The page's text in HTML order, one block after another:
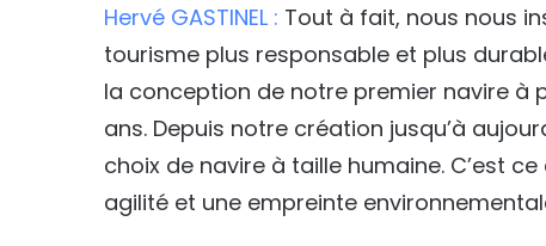
Hervé GASTINEL : Tout à fait, nous nous
tourisme plus responsable et plus
la conception de notre premier navire à
ans. Depuis notre création jusqu’à
choix de navire à taille humaine. C’est
agilité et une empreinte